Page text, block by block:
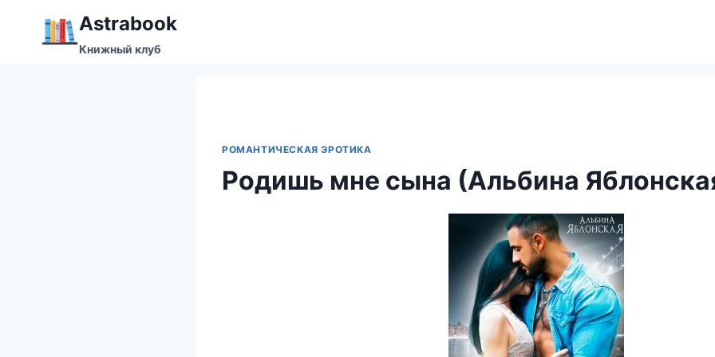
содержимому
Аstrabook
Книжный клуб
РОМАНТИЧЕСКАЯ ЭРОТИКА
Родишь мне сына (Альбина